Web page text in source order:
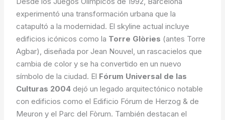
experimentó una transformación urbana que la
catapultó a la modernidad. El skyline actual incluye
edificios icónicos como la Torre Glòries (antes Torre
Agbar), diseñada por Jean Nouvel, un rascacielos que
cambia de color y se ha convertido en un nuevo
símbolo de la ciudad. El Fórum Universal de las
Culturas 2004 dejó un legado arquitectónico notable
con edificios como el Edificio Fórum de Herzog & de
Meuron y el Parc del Fòrum. También destacan el